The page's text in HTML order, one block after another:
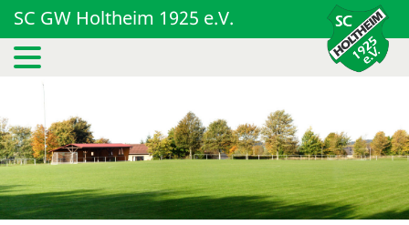
SC GW Holtheim 1925 e.V.